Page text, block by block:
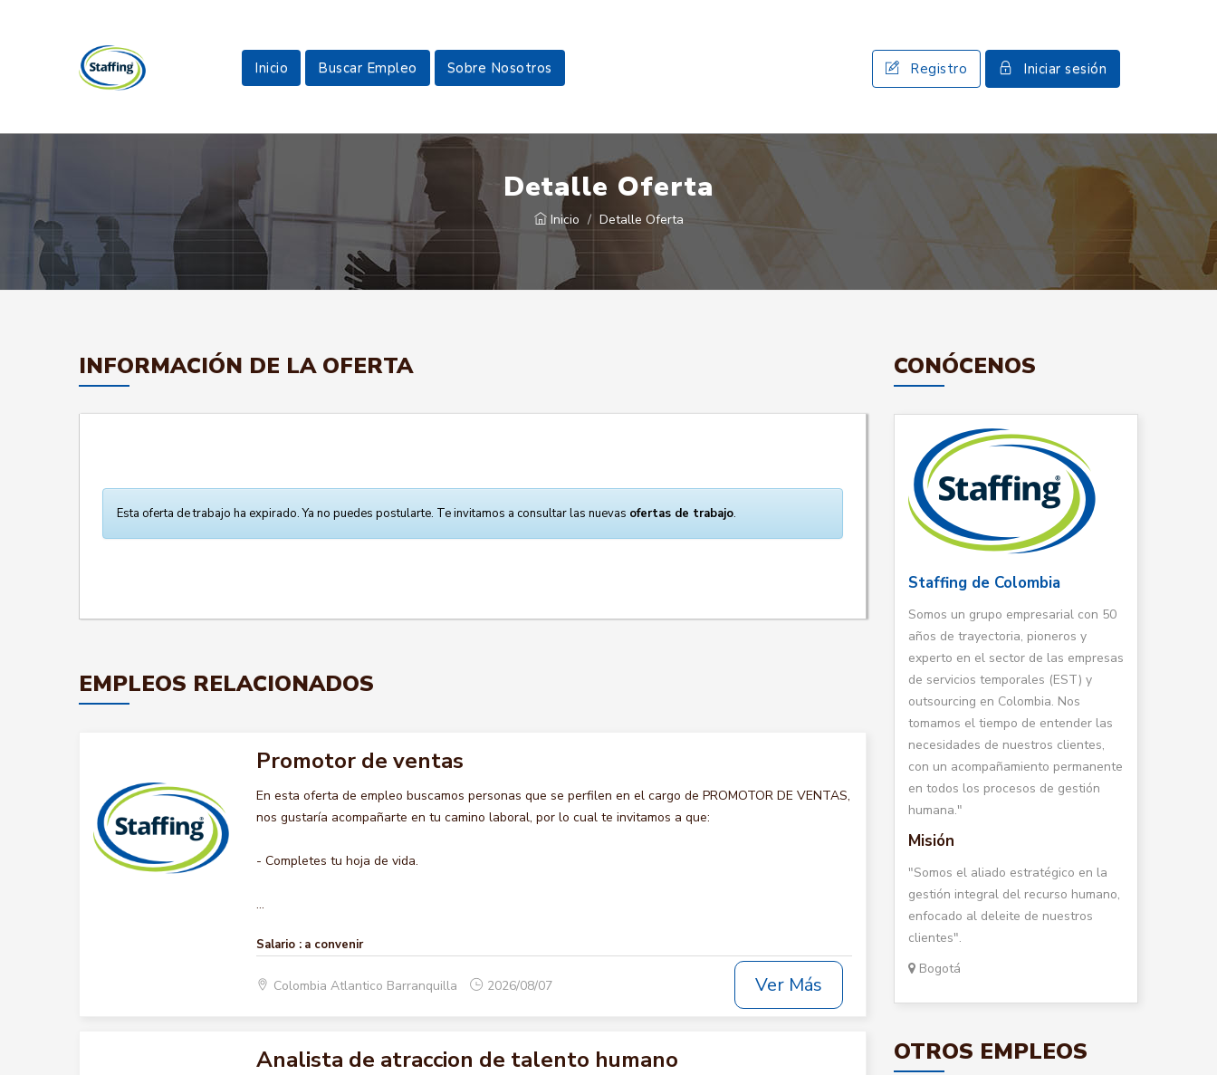
Inicio Buscar Empleo Sobre Nosotros Registro Iniciar sesión
Detalle Oferta
Inicio Detalle Oferta
INFORMACIÓN DE LA OFERTA
Esta oferta de trabajo ha expirado. Ya no puedes postularte. Te invitamos a consultar las nuevas ofertas de trabajo.
EMPLEOS RELACIONADOS
Promotor de ventas
En esta oferta de empleo buscamos personas que se perfilen en el cargo de PROMOTOR DE VENTAS,
nos gustaría acompañarte en tu camino laboral, por lo cual te invitamos a que:
- Completes tu hoja de vida.
...
Salario : a convenir
Colombia Atlantico Barranquilla 2026/08/07 Ver Más
Analista de atraccion de talento humano
CONÓCENOS
Staffing de Colombia
Somos un grupo empresarial con 50
años de trayectoria, pioneros y
experto en el sector de las empresas
de servicios temporales (EST) y
outsourcing en Colombia. Nos
tomamos el tiempo de entender las
necesidades de nuestros clientes,
con un acompañamiento permanente
en todos los procesos de gestión
humana."
Misión
"Somos el aliado estratégico en la
gestión integral del recurso humano,
enfocado al deleite de nuestros
clientes".
Bogotá
OTROS EMPLEOS